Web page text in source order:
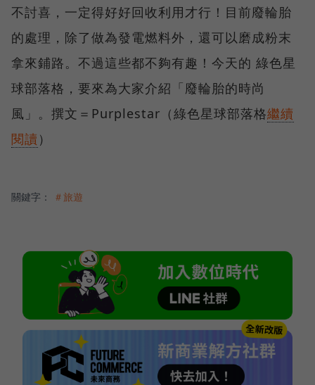
不討喜，一定得好好回收利用才行！目前廢輪胎
的處理，除了做為發電燃料外，還可以磨成粉末
拿來鋪路。不過這些都不夠有趣！今天的 綠色星
球部落格，要來為大家介紹「廢輪胎的時尚
風」。撰文＝Purplestar（綠色星球部落格繼續
閱讀 ）
關鍵字： ＃旅遊